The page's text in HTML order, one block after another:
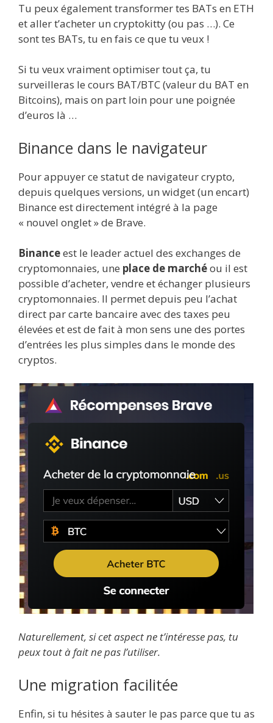
Tu peux également transformer tes BATs en ETH
et aller t’acheter un cryptokitty (ou pas …). Ce
sont tes BATs, tu en fais ce que tu veux !
Si tu veux vraiment optimiser tout ça, tu
surveilleras le cours BAT/BTC (valeur du BAT en
Bitcoins), mais on part loin pour une poignée
d’euros là …
Binance dans le navigateur
Pour appuyer ce statut de navigateur crypto,
depuis quelques versions, un widget (un encart)
Binance est directement intégré à la page
« nouvel onglet » de Brave.
Binanceest le leader actuel des exchanges de
cryptomonnaies, une place de marchéou il est
possible d’acheter, vendre et échanger plusieurs
cryptomonnaies. Il permet depuis peu l’achat
direct par carte bancaire avec des taxes peu
élevées et est de fait à mon sens une des portes
d’entrées les plus simples dans le monde des
cryptos.
Naturellement, si cet aspect ne t’intéresse pas, tu
peux tout à fait ne pas l’utiliser.
Une migration facilitée
Enfin, si tu hésites à sauter le pas parce que tu as